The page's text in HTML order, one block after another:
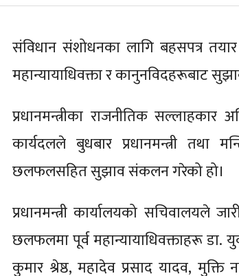
संविधान संशोधनका लागि बहसपत्र
महान्यायाधिवक्ता र कानुनविदहरूबाट
प्रधानमन्त्रीका राजनीतिक
कार्यदलले बुधबार प्रधानमन्त्री तथा
छलफलसहित सुझाव संकलन गरेको हो।
प्रधानमन्त्री कार्यालयको सचिवालयले
छलफलमा पूर्व महान्यायाधिवक्ताहरू डा.
कुमार श्रेष्ठ, महादेव प्रसाद यादव, मुक्ति